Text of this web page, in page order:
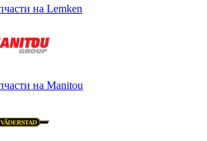
на Lemken
на Manitou